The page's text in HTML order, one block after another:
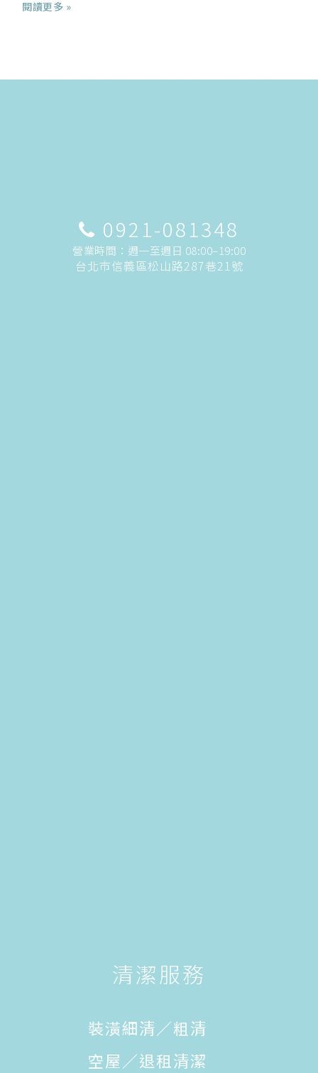
閱讀更多 »
0921-081348
營業時間：週一至週日 08:00–19:00
台北市信義區松山路287巷21號
清潔服務
裝潢細清／粗清
空屋／退租清潔